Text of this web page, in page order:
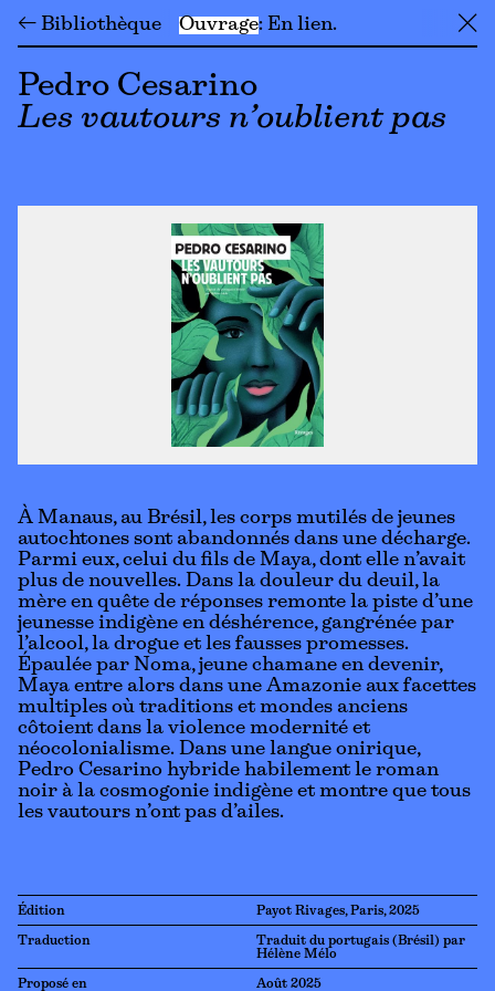
← Bibliothèque Ouvrage En lien ╳
Pedro Cesarino
Les vautours n’oublient pas
À Manaus, au Brésil, les corps mutilés de jeunes
autochtones sont abandonnés dans une décharge.
Parmi eux, celui du fils de Maya, dont elle n’avait
plus de nouvelles. Dans la douleur du deuil, la
mère en quête de réponses remonte la piste d’une
jeunesse indigène en déshérence, gangrénée par
l’alcool, la drogue et les fausses promesses.
Épaulée par Noma, jeune chamane en devenir,
Maya entre alors dans une Amazonie aux facettes
multiples où traditions et mondes anciens
côtoient dans la violence modernité et
néocolonialisme. Dans une langue onirique,
Pedro Cesarino hybride habilement le roman
noir à la cosmogonie indigène et montre que tous
les vautours n’ont pas d’ailes.
Édition Payot Rivages, Paris, 2025
Traduction
Traduit du portugais (Brésil) par
Hélène Mélo
Proposé en Août 2025